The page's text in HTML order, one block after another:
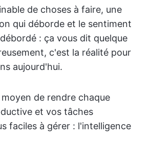
de choses à faire, une
qui déborde et le sentiment
: ça vous dit quelque
c'est la réalité pour
aujourd'hui.
de rendre chaque
et vos tâches
faciles à gérer : l'intelligence